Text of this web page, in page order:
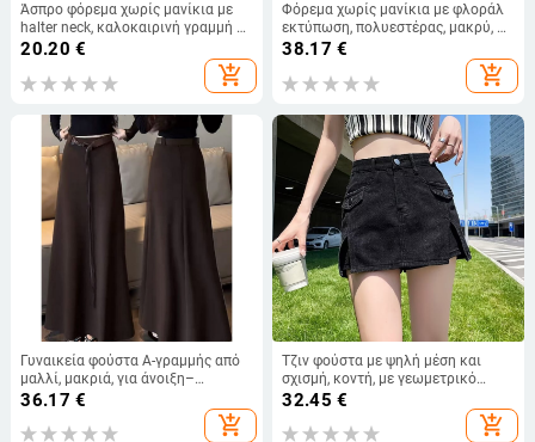
Άσπρο φόρεμα χωρίς μανίκια με
halter neck, καλοκαιρινή γραμμή Α-
γραμμή, μικρό μέγεθος
20.20 €
add_shopping_cart
Φόρεμα χωρίς μανίκια με φλοράλ
εκτύπωση, πολυεστέρας, μακρύ, σε
μεγαλύτερο μέγεθος, στυλ
38.17 €
add_shopping_cart
Γυναικεία φούστα Α-γραμμής από
μαλλί, μακριά, για άνοιξη–
φθινόπωρο 2026, με ψηλή μέση,
τελείωμα, καφέ χρώμα
36.17 €
add_shopping_cart
Τζιν φούστα με ψηλή μέση και
σχισμή, κοντή, με γεωμετρικό
μοτίβο, μεγάλα μεγέθη
32.45 €
add_shopping_cart